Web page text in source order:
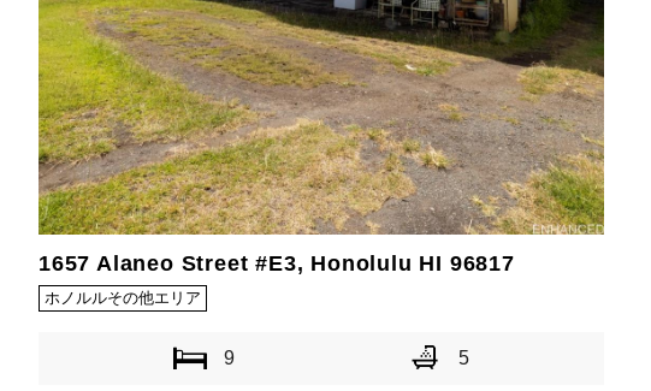
1657 Alaneo Street #E3, Honolulu HI 96817
ホノルルその他エリア
9 5